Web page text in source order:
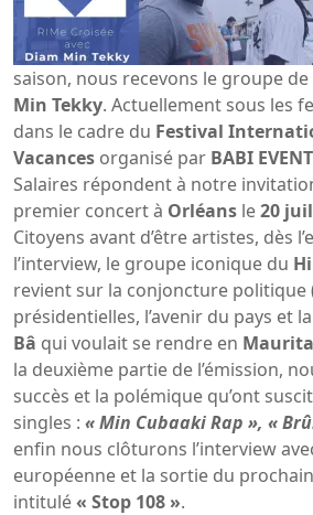
saison, nous recevons le groupe de
Min Tekky. Actuellement sous les
dans le cadre du Festival
Vacances organisé par BABI
Salaires répondent à notre
premier concert à Orléans le20
Citoyens avant d’être artistes, dès
l’interview, le groupe iconique du
revient sur la conjoncture politique
présidentielles, l’avenir du pays et
Bâ qui voulait se rendre en
la deuxième partie de l’émission,
succès et la polémique qu’ont
singles : « Min Cubaaki Rap », «
enfin nous clôturons l’interview
européenne et la sortie du
intitulé« Stop 108 ».